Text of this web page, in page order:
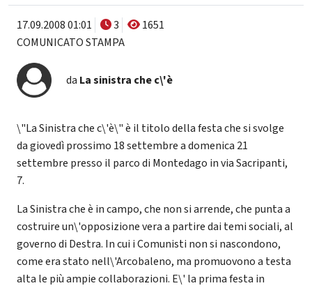
17.09.2008 01:01 3
1651
COMUNICATO STAMPA
da La sinistra che c\'è
\"La Sinistra che c\'è\" è il titolo della festa che si svolge
da giovedì prossimo 18 settembre a domenica 21
settembre presso il parco di Montedago in via Sacripanti,
7.
La Sinistra che è in campo, che non si arrende, che punta a
costruire un\'opposizione vera a partire dai temi sociali, al
governo di Destra. In cui i Comunisti non si nascondono,
come era stato nell\'Arcobaleno, ma promuovono a testa
alta le più ampie collaborazioni. E\' la prima festa in